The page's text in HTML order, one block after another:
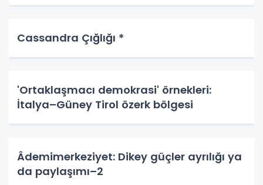
Cassandra Çığlığı *
'Ortaklaşmacı demokrasi' örnekleri:
İtalya–Güney Tirol özerk bölgesi
Âdemimerkeziyet: Dikey güçler ayrılığı ya
da paylaşımı–2